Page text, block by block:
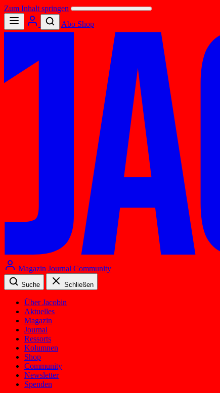
Zum Inhalt springen
Abo Shop
Magazin Journal Community
Suche Schließen
Über Jacobin
Aktuelles
Magazin
Journal
Ressorts
Kolumnen
Shop
Community
Newsletter
Spenden